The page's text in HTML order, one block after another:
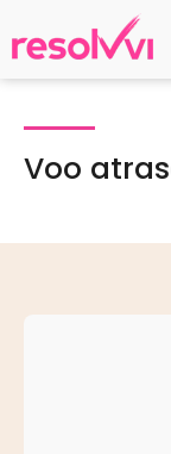
Voo